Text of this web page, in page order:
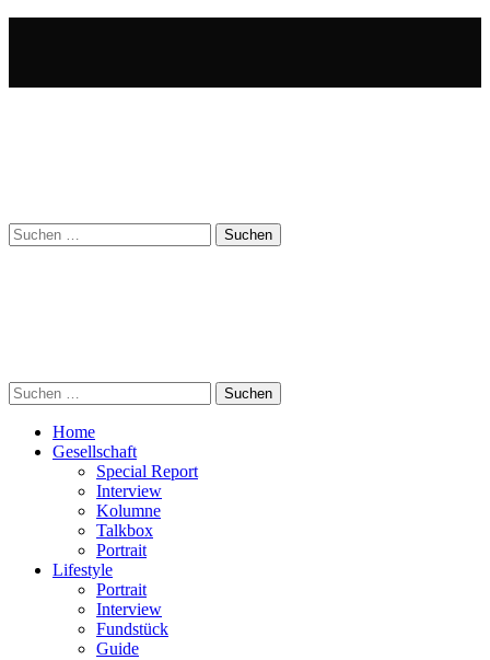
Suchen
nach:
Suchen
nach:
Home
Gesellschaft
Special Report
Interview
Kolumne
Talkbox
Portrait
Lifestyle
Portrait
Interview
Fundstück
Guide